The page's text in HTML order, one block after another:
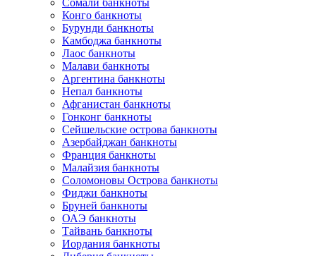
Сомали банкноты
Конго банкноты
Бурунди банкноты
Камбоджа банкноты
Лаос банкноты
Малави банкноты
Аргентина банкноты
Непал банкноты
Афганистан банкноты
Гонконг банкноты
Сейшельские острова банкноты
Азербайджан банкноты
Франция банкноты
Малайзия банкноты
Соломоновы Острова банкноты
Фиджи банкноты
Бруней банкноты
ОАЭ банкноты
Тайвань банкноты
Иордания банкноты